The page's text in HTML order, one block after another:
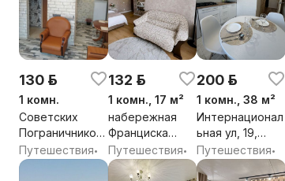
130 р.
1 комн.
Советских
Пограничников
ул, 7, Брест,
Брестская обл.
Путешествия•
132 р.
1 комн., 17 м²
набережная
Франциска
Скорины, 16,
Брест,
Путешествия•
200 р.
1 комн., 38 м²
Интернационал
ьная ул, 19,
Брест,
Брестская обл.
Путешествия•